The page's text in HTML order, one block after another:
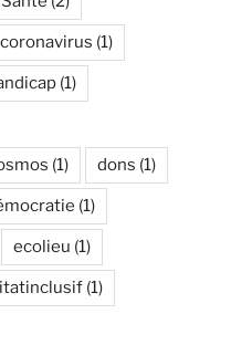
coronavirus (1)
(1)
(1) dons (1)
(1)
ecolieu (1)
(1)